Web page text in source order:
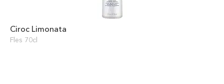
Ciroc Limonata
Fles 70cl